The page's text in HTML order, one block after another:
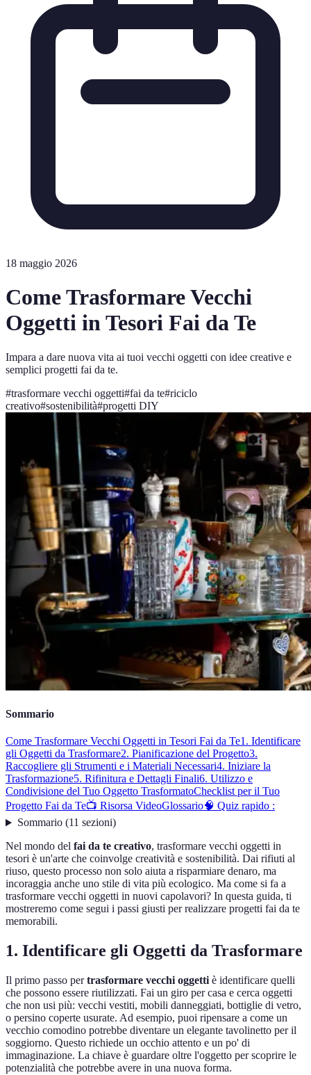
18 maggio 2026
Come Trasformare Vecchi
Oggetti in Tesori Fai da Te
Impara a dare nuova vita ai tuoi vecchi oggetti con idee creative e
semplici progetti fai da te.
#trasformare vecchi oggetti#fai da te#riciclo
creativo#sostenibilità#progetti DIY
Sommario
Come Trasformare Vecchi Oggetti in Tesori Fai da Te1. Identificare
gli Oggetti da Trasformare2. Pianificazione del Progetto3.
Raccogliere gli Strumenti e i Materiali Necessari4. Iniziare la
Trasformazione5. Rifinitura e Dettagli Finali6. Utilizzo e
Condivisione del Tuo Oggetto TrasformatoChecklist per il Tuo
Progetto Fai da Te📺 Risorsa VideoGlossario🧠 Quiz rapido :
Sommario(11 sezioni)
Nel mondo del fai da te creativo, trasformare vecchi oggetti in
tesori è un'arte che coinvolge creatività e sostenibilità. Dai rifiuti al
riuso, questo processo non solo aiuta a risparmiare denaro, ma
incoraggia anche uno stile di vita più ecologico. Ma come si fa a
trasformare vecchi oggetti in nuovi capolavori? In questa guida, ti
mostreremo come segui i passi giusti per realizzare progetti fai da te
memorabili.
1. Identificare gli Oggetti da Trasformare
Il primo passo pertrasformare vecchi oggetti è identificare quelli
che possono essere riutilizzati. Fai un giro per casa e cerca oggetti
che non usi più: vecchi vestiti, mobili danneggiati, bottiglie di vetro,
o persino coperte usurate. Ad esempio, puoi ripensare a come un
vecchio comodino potrebbe diventare un elegante tavolinetto per il
soggiorno. Questo richiede un occhio attento e un po' di
immaginazione. La chiave è guardare oltre l'oggetto per scoprire le
potenzialità che potrebbe avere in una nuova forma.